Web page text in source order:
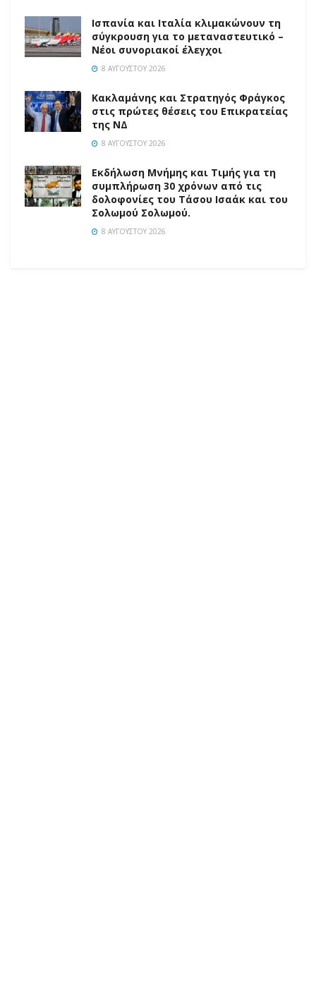
Ισπανία και Ιταλία κλιμακώνουν τη
σύγκρουση για το μεταναστευτικό –
Νέοι συνοριακοί έλεγχοι
8 ΑΥΓΟΎΣΤΟΥ 2026
Κακλαμάνης και Στρατηγός Φράγκος
στις πρώτες θέσεις του Επικρατείας
της ΝΔ
8 ΑΥΓΟΎΣΤΟΥ 2026
Εκδήλωση Μνήμης και Τιμής για τη
συμπλήρωση 30 χρόνων από τις
δολοφονίες του Τάσου Ισαάκ και του
Σολωμού Σολωμού.
8 ΑΥΓΟΎΣΤΟΥ 2026